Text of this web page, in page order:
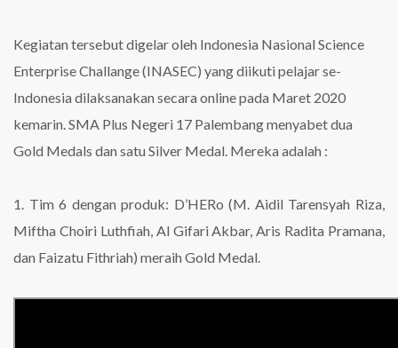
Kegiatan tersebut digelar oleh Indonesia Nasional Science
Enterprise Challange (INASEC) yang diikuti pelajar se-
Indonesia dilaksanakan secara online pada Maret 2020
kemarin. SMA Plus Negeri 17 Palembang menyabet dua
Gold Medals dan satu Silver Medal. Mereka adalah :
1. Tim 6 dengan produk: D’HERo (M. Aidil Tarensyah Riza,
Miftha Choiri Luthfiah, Al Gifari Akbar, Aris Radita Pramana,
dan Faizatu Fithriah) meraih Gold Medal.